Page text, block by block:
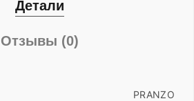
Детали
Отзывы (0)
PRANZO